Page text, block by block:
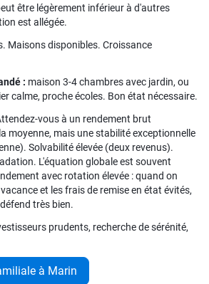
être légèrement inférieur à d'autres
est allégée.
Maisons disponibles. Croissance
: maison 3-4 chambres avec jardin, ou
calme, proche écoles. Bon état nécessaire.
vous à un rendement brut
moyenne, mais une stabilité exceptionnelle
Solvabilité élevée (deux revenus).
L'équation globale est souvent
avec rotation élevée : quand on
et les frais de remise en état évités,
très bien.
prudents, recherche de sérénité,
à Marin